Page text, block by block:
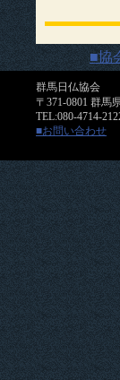
■協
群馬日仏協会
〒371-0801 群馬
TEL:080-4714-
■お問い合わせ